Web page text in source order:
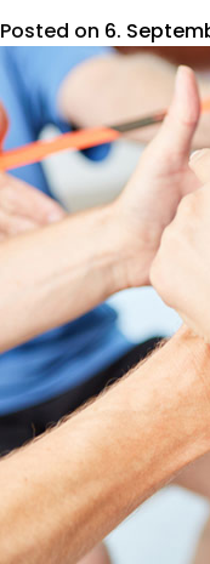
Posted on 6.